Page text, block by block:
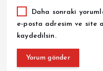
Daha sonraki
e-posta adresim ve site
kaydedilsin.